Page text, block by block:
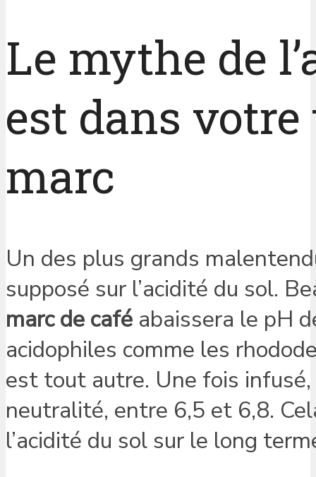
Le mythe de
est dans votre
marc
Un des plus grands
supposé sur l’acidité du sol.
marc de café abaissera le pH
acidophiles comme les
est tout autre. Une fois
neutralité, entre 6,5 et 6,8.
l’acidité du sol sur le long